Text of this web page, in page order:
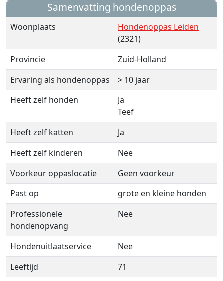
Samenvatting hondenoppas
Woonplaats
Hondenoppas Leiden
(2321)
Provincie
Zuid-Holland
Ervaring als hondenoppas
> 10 jaar
Heeft zelf honden
Ja
Teef
Heeft zelf katten
Ja
Heeft zelf kinderen
Nee
Voorkeur oppaslocatie
Geen voorkeur
Past op
grote en kleine honden
Professionele
hondenopvang
Nee
Hondenuitlaatservice
Nee
Leeftijd
71